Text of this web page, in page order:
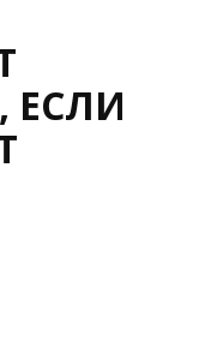
ЕСЛИ